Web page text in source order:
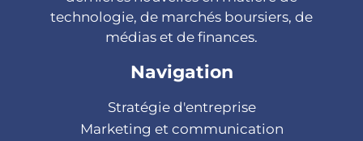
technologie, de marchés boursiers, de
médias et de finances.
Navigation
Stratégie d'entreprise
Marketing et communication